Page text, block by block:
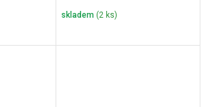
skladem (2 ks)